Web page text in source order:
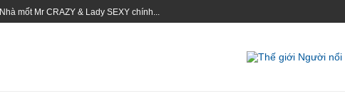
Nhà mốt Mr CRAZY & Lady SEXY chính...